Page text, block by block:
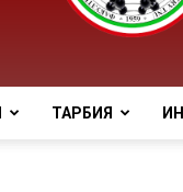
ТАРБИЯ